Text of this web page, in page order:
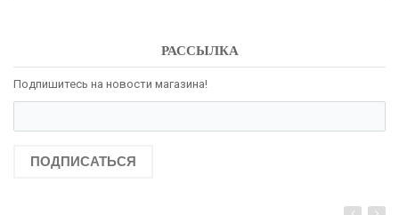
РАССЫЛКА
Подпишитесь на новости магазина!
ПОДПИСАТЬСЯ